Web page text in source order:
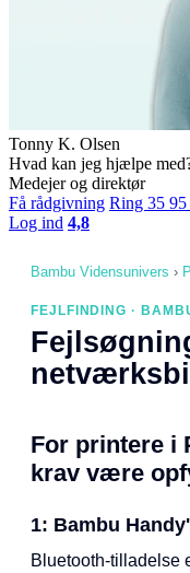
Tonny K. Olsen
Hvad kan jeg hjælpe
Medejer og direktør
Få rådgivning Ring 35 95
Log ind 4,8
Bambu Vidensunivers ›
FEJLFINDING ·
For printere i
krav være
1: Bambu
Bluetooth-tilladelse